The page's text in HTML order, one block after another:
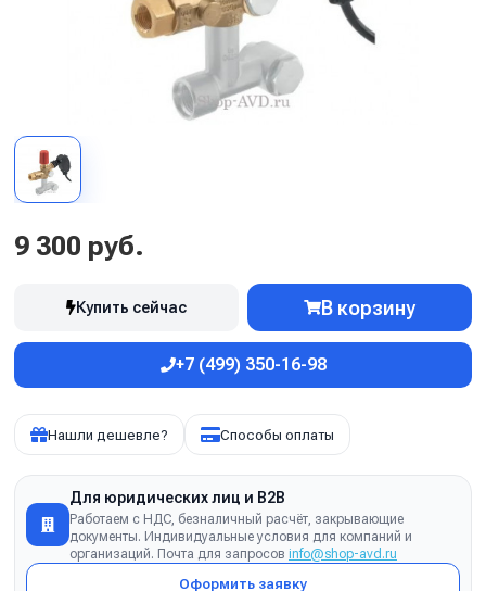
9 300 руб.
Купить сейчас В корзину
+7 (499) 350-16-98
Нашли дешевле? Способы оплаты
Для юридических лиц и B2B
Работаем с НДС, безналичный расчёт, закрывающие
документы. Индивидуальные условия для компаний и
организаций. Почта для запросов info@shop-avd.ru
Оформить заявку